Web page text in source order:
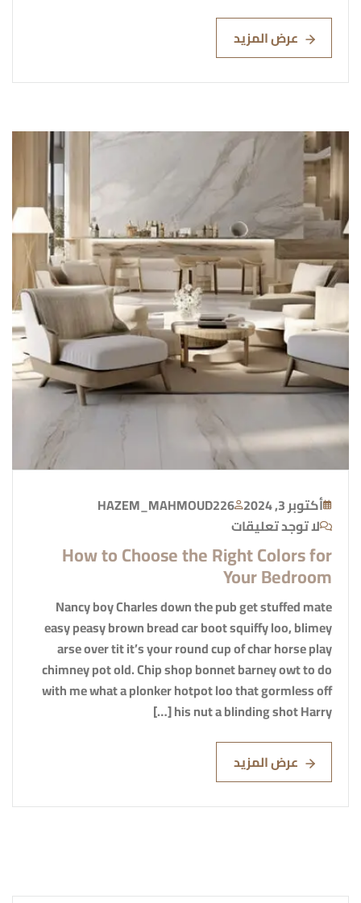
عرض المزيد
Read More
أكتوبر 3, 2024
HAZEM_MAHMOUD226
لا توجد تعليقات
How to Choose the Right Colors for
Your Bedroom
Nancy boy Charles down the pub get stuffed mate
easy peasy brown bread car boot squiffy loo, blimey
arse over tit it’s your round cup of char horse play
chimney pot old. Chip shop bonnet barney owt to do
with me what a plonker hotpot loo that gormless off
his nut a blinding shot Harry […]
عرض المزيد
Read More